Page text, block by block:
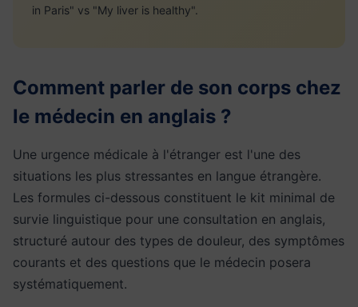
in Paris" vs "My liver is healthy".
Comment parler de son corps chez
le médecin en anglais ?
Une urgence médicale à l'étranger est l'une des
situations les plus stressantes en langue étrangère.
Les formules ci-dessous constituent le kit minimal de
survie linguistique pour une consultation en anglais,
structuré autour des types de douleur, des symptômes
courants et des questions que le médecin posera
systématiquement.